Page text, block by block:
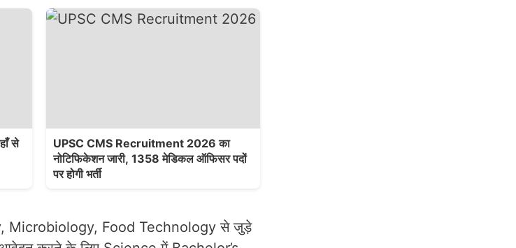
से
UPSC CMS Recruitment 2026 का
नोटिफिकेशन जारी, 1358 मेडिकल ऑफिसर पदों
पर होगी भर्ती
Microbiology, Food Technology से जुड़े